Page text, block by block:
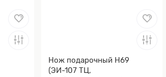
Нож подарочный Н69
(ЭИ-107 ТЦ,